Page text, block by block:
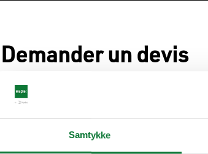
Samtykke
Demander un devis
Demander un devis en 2 minutes
Votre nom, votre prénom et l'adresse de votre